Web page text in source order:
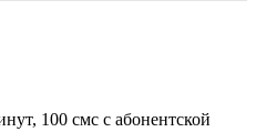
100 смс с абонентской